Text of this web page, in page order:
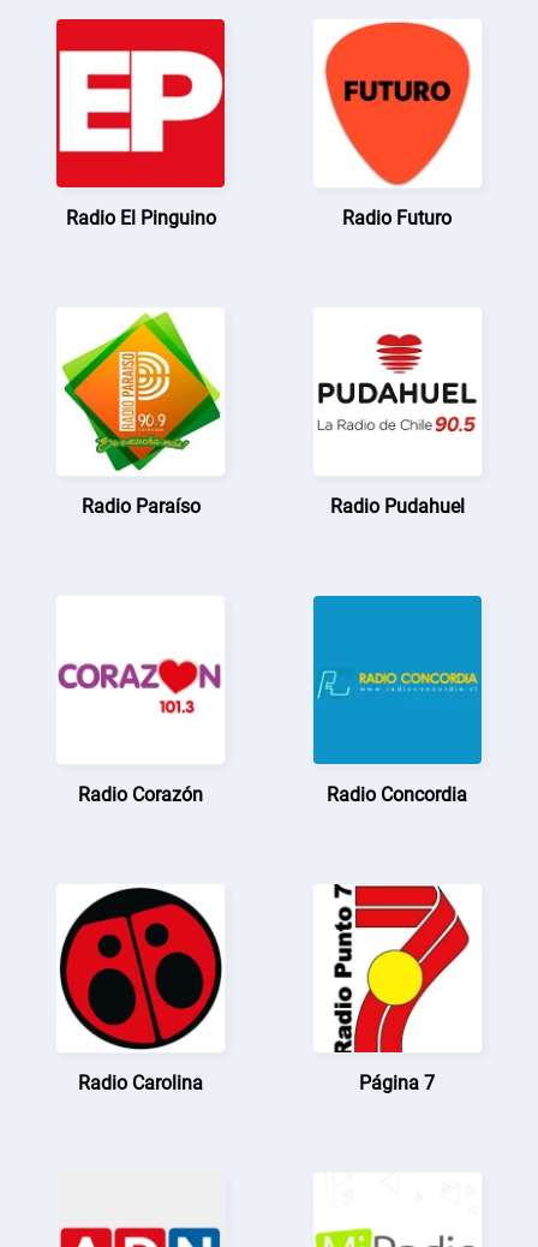
Radio El Pinguino Radio Futuro
Radio Paraíso Radio Pudahuel
Radio Corazón Radio Concordia
Radio Carolina Página 7